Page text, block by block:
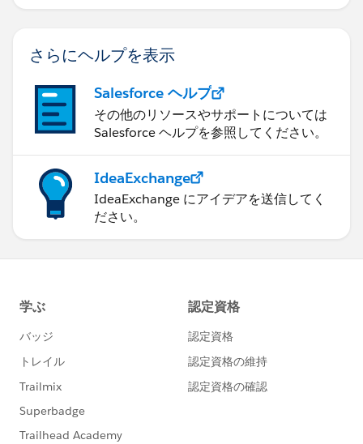
さらにヘルプを表示
Salesforce ヘルプ
その他のリソースやサポートについては
Salesforce ヘルプを参照してください。
IdeaExchange
IdeaExchange にアイデアを送信してく
ださい。